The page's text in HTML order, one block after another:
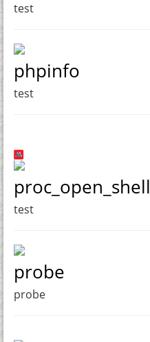
test
phpinfo
test
proc_open_shell
test
probe
probe